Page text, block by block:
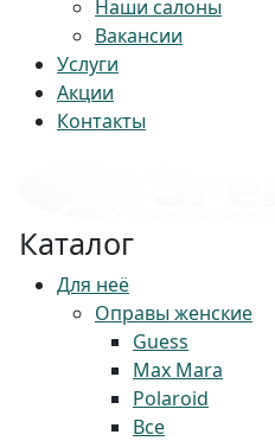
Наши салоны
Вакансии
Услуги
Акции
Контакты
Каталог
Для неё
Оправы женские
Guess
Max Mara
Polaroid
Все